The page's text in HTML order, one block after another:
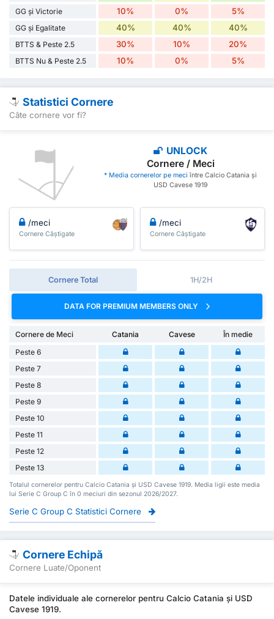
GG și Victorie 10% 0% 5%
GG și Egalitate 40% 40% 40%
BTTS & Peste 2.5 30% 10% 20%
BTTS Nu & Peste 2.5 10% 0% 5%
Statistici Cornere
Câte cornere vor fi?
UNLOCK
Cornere / Meci
* Media cornerelor pe meci între Calcio Catania și
USD Cavese 1919
/meci
Cornere Câștigate
/meci
Cornere Câștigate
Cornere Total 1H/2H
DATA FOR PREMIUM MEMBERS ONLY
Cornere de Meci Catania Cavese
În medie
Peste 6
Peste 7
Peste 8
Peste 9
Peste 10
Peste 11
Peste 12
Peste 13
Totalul cornerelor pentru Calcio Catania și USD Cavese 1919. Media ligii este media
lui Serie C Group C în 0 meciuri din sezonul 2026/2027.
Serie C Group C Statistici Cornere
Cornere Echipă
Cornere Luate/Oponent
Datele individuale ale cornerelor pentru Calcio Catania și USD
Cavese 1919.